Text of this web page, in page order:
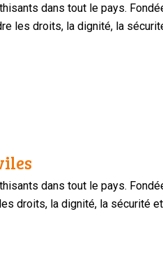
dans tout le pays.
les droits, la dignité, la
dans tout le pays.
droits, la dignité, la sécurité